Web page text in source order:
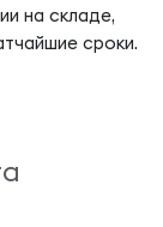
на складе,
сроки.